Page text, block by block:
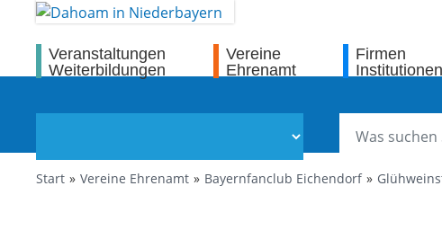
Veranstaltungen
Weiterbildungen
Vereine
Ehrenamt
Firmen
Institutionen
Start Vereine Ehrenamt Bayernfanclub Eichendorf